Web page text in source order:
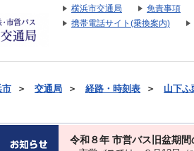
横浜市交通局 免責事項
携帯電話サイト(乗換案内)
市 ＞ 交通局 ＞ 経路・時刻表 ＞ 山下ふ
令和８年 市営バス旧盆期間